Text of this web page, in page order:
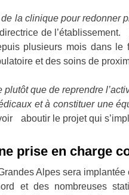
la clinique pour redonner
de l’établissement.
plusieurs mois dans le
et des soins de
que de reprendre
et à constituer une
aboutir le projet qui
prise en charge
Alpes sera
et des nombreuses